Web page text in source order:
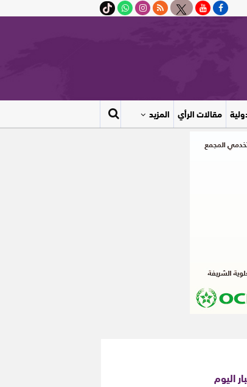
مقالات الرأي المزيد
اليوم